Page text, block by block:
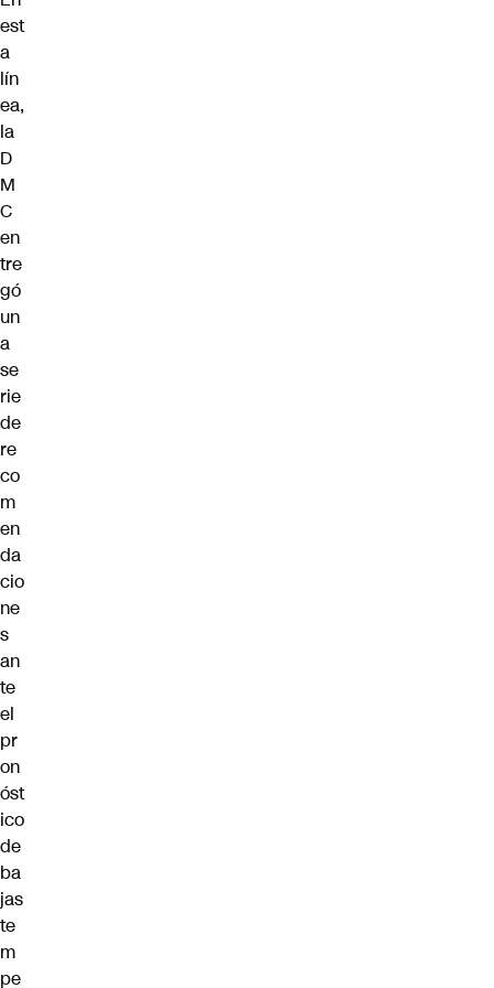
est
a
lín
ea,
la
D
M
C
en
tre
gó
un
a
se
rie
de
re
co
m
en
da
cio
ne
s
an
te
el
pr
on
óst
ico
de
ba
jas
te
m
pe